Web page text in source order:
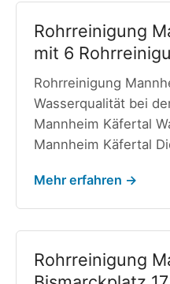
Rohrreinigung
mit 6
Rohrreinigung
Wasserqualität bei
Mannheim Käfertal
Mannheim Käfertal
Mehr erfahren →
Rohrreinigung